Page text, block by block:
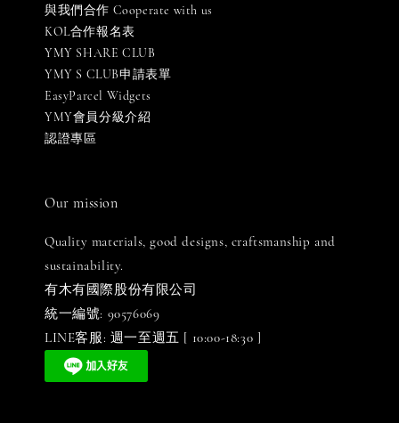
與我們合作 Cooperate with us
KOL合作報名表
YMY SHARE CLUB
YMY S CLUB申請表單
EasyParcel Widgets
YMY會員分級介紹
認證專區
Our mission
Quality materials, good designs, craftsmanship and
sustainability.
有木有國際股份有限公司
統一編號: 90576069
LINE客服: 週一至週五 [ 10:00-18:30 ]